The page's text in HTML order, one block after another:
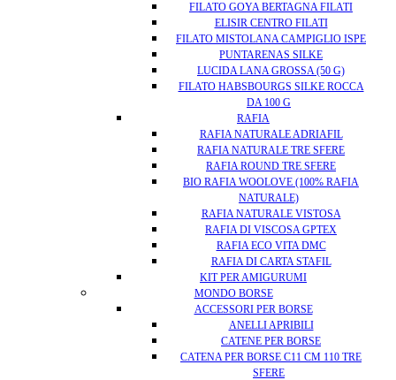
FILATO GOYA BERTAGNA FILATI
ELISIR CENTRO FILATI
FILATO MISTOLANA CAMPIGLIO ISPE
PUNTARENAS SILKE
LUCIDA LANA GROSSA (50 G)
FILATO HABSBOURGS SILKE ROCCA
DA 100 G
RAFIA
RAFIA NATURALE ADRIAFIL
RAFIA NATURALE TRE SFERE
RAFIA ROUND TRE SFERE
BIO RAFIA WOOLOVE (100% RAFIA
NATURALE)
RAFIA NATURALE VISTOSA
RAFIA DI VISCOSA GPTEX
RAFIA ECO VITA DMC
RAFIA DI CARTA STAFIL
KIT PER AMIGURUMI
MONDO BORSE
ACCESSORI PER BORSE
ANELLI APRIBILI
CATENE PER BORSE
CATENA PER BORSE C11 CM 110 TRE
SFERE